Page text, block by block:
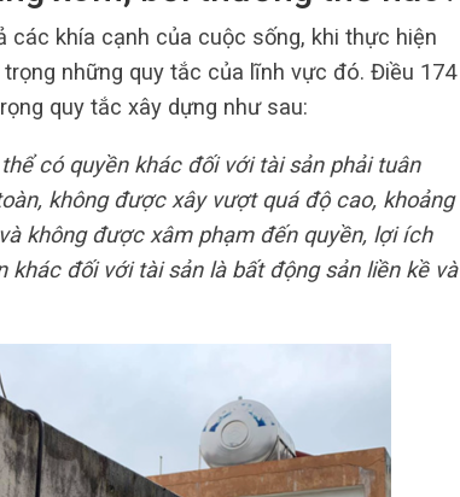
khía cạnh của cuộc sống, khi thực hiện
những quy tắc của lĩnh vực đó. Điều 174
quy tắc xây dựng như sau:
có quyền khác đối với tài sản phải tuân
không được xây vượt quá độ cao, khoảng
không được xâm phạm đến quyền, lợi ích
đối với tài sản là bất động sản liền kề và